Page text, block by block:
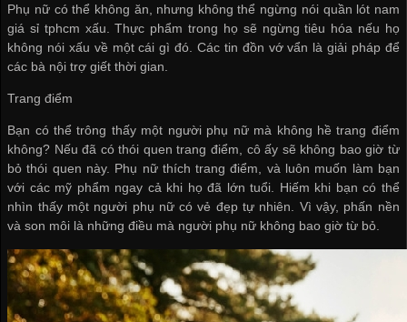
Phụ nữ có thể không ăn, nhưng không thể ngừng nói quần lót nam
giá sỉ tphcm xấu. Thực phẩm trong họ sẽ ngừng tiêu hóa nếu họ
không nói xấu về một cái gì đó. Các tin đồn vớ vẩn là giải pháp để
các bà nội trợ giết thời gian.
Trang điểm
Bạn có thể trông thấy một người phụ nữ mà không hề trang điểm
không? Nếu đã có thói quen trang điểm, cô ấy sẽ không bao giờ từ
bỏ thói quen này. Phụ nữ thích trang điểm, và luôn muốn làm bạn
với các mỹ phẩm ngay cả khi họ đã lớn tuổi. Hiếm khi bạn có thể
nhìn thấy một người phụ nữ có vẻ đẹp tự nhiên. Vì vậy, phấn nền
và son môi là những điều mà người phụ nữ không bao giờ từ bỏ.